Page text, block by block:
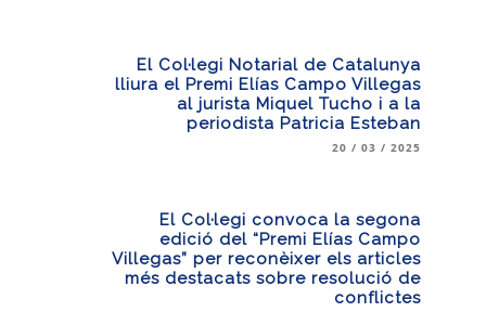
El Col·legi Notarial de Catalunya
lliura el Premi Elías Campo Villegas
al jurista Miquel Tucho i a la
periodista Patricia Esteban
20 / 03 / 2025
El Col·legi convoca la segona
edició del “Premi Elías Campo
Villegas” per reconèixer els articles
més destacats sobre resolució de
conflictes